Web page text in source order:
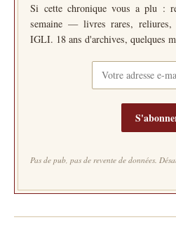
Si cette chronique vous a plu :
semaine — livres rares, reliures,
IGLI. 18 ans d'archives, quelques
Pas de pub, pas de revente de données.